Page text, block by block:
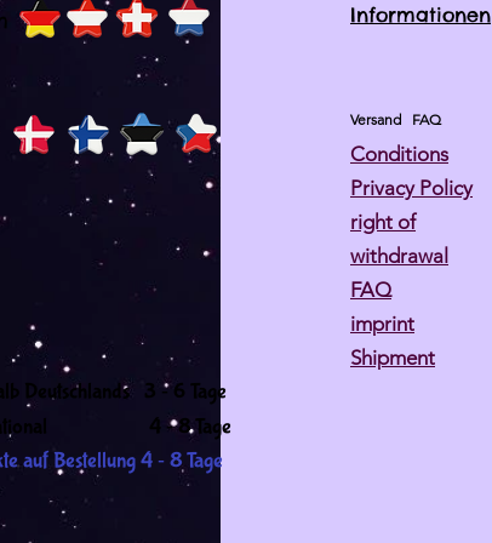
Deutschlands 3 -6 Tage
4 -8 Tage
Informationen
Versand FAQ
Conditions
Privacy Policy
right of
withdrawal
FAQ
imprint
Shipment
auf Bestellung 4 - 8 Tage